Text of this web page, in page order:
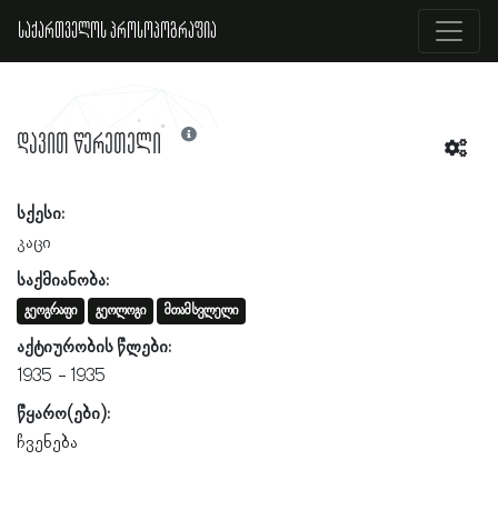
საქართველოს პროსოპოგრაფია
დავით წერეთელი
სქესი:
კაცი
საქმიანობა:
გეოგრაფი გეოლოგი მთამსვლელი
აქტიურობის წლები:
1935
1935
წყარო(ები):
ჩვენება